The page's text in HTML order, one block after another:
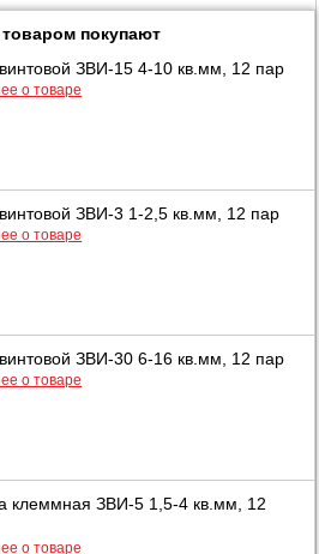
покупают
ЗВИ-15 4-10 кв.мм, 12 пар
о товаре
ЗВИ-3 1-2,5 кв.мм, 12 пар
о товаре
ЗВИ-30 6-16 кв.мм, 12 пар
о товаре
клеммная ЗВИ-5 1,5-4 кв.мм, 12
о товаре